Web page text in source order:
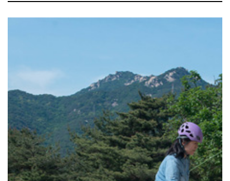
포
U 공 기 기